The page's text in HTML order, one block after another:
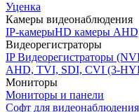
Уценка
Камеры видеонаблюдения
IP-камерыHD камеры
Видеорегистраторы
IP Видеорегистраторы
AHD, TVI, SDI, CVI (3-
Мониторы
Мониторы и панели
Софт для видеонаблюдения